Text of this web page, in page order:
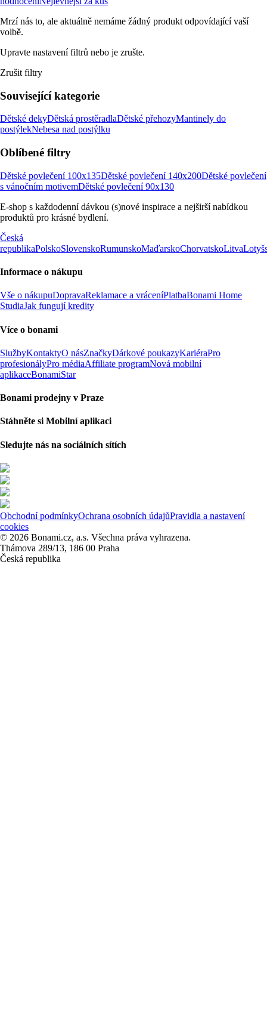
Mrzí nás to, ale aktuálně nemáme žádný produkt odpovídající vaší
volbě.
Upravte nastavení filtrů nebo je zrušte.
Zrušit filtry
Související kategorie
Dětské dekyDětská prostěradlaDětské přehozyMantinely do
postýlekNebesa nad postýlku
Oblíbené filtry
Dětské povlečení 100x135Dětské povlečení 140x200Dětské povlečení
s vánočním motivemDětské povlečení 90x130
E-shop s každodenní dávkou (s)nové inspirace a nejširší nabídkou
produktů pro krásné bydlení.
Česká
republikaPolskoSlovenskoRumunskoMaďarskoChorvatskoLitva
Informace o nákupu
Vše o nákupuDopravaReklamace a vráceníPlatbaBonami Home
StudiaJak fungují kredity
Více o bonami
SlužbyKontaktyO násZnačkyDárkové poukazyKariéraPro
profesionályPro médiaAffiliate programNová mobilní
aplikaceBonamiStar
Bonami prodejny v Praze
Stáhněte si Mobilní aplikaci
Sledujte nás na sociálních sítích
Obchodní podmínkyOchrana osobních údajůPravidla a nastavení
cookies
© 2026 Bonami.cz, a.s. Všechna práva vyhrazena.
Thámova 289/13, 186 00 Praha
Česká republika